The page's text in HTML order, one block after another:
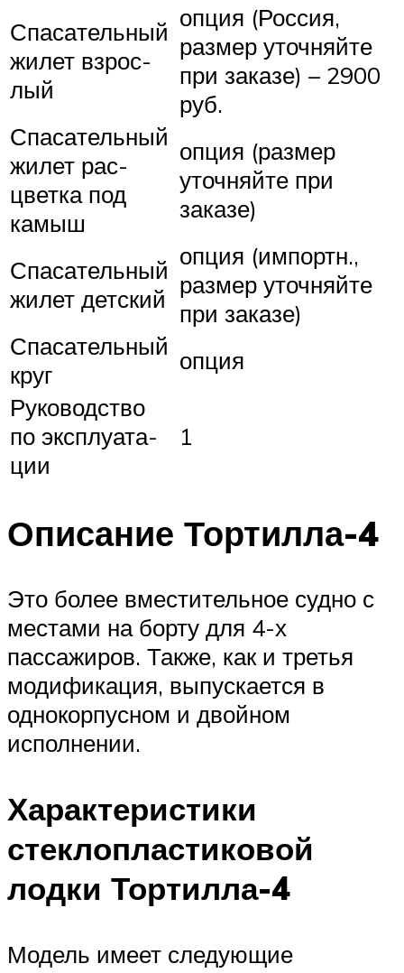
Спаса­тель­ный
жилет взрос­
лый
опция (Россия,
размер уточ­няйте
при заказе) – 2900
руб.
Спаса­тель­ный
жилет рас­
цвет­ка под
камыш
опция (размер
уточ­няйте при
заказе)
Спаса­тель­ный
жилет детс­кий
опция (импортн.,
размер уточ­няйте
при заказе)
Спаса­тель­ный
круг
опция
Руко­вод­ство
по эксплу­ата­
ции
1
Описание Тортилла-4
Это более вместительное судно с
местами на борту для 4-х
пассажиров. Также, как и третья
модификация, выпускается в
однокорпусном и двойном
исполнении.
Характеристики
стеклопластиковой
лодки Тортилла-4
Модель имеет следующие